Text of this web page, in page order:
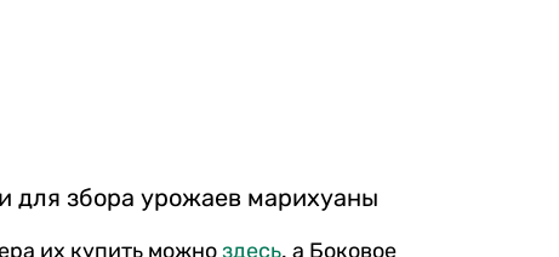
для збора урожаев марихуаны
их купить можноздесь. а Боковое